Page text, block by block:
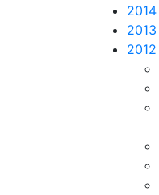
2014
2013
2012